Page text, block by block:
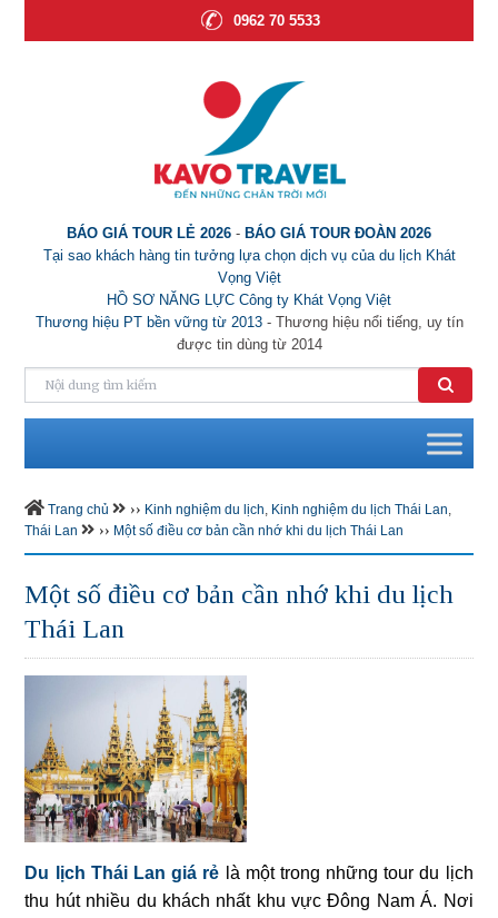
0962 70 5533
BÁO GIÁ TOUR LẺ 2026 - BÁO GIÁ TOUR ĐOÀN 2026
Tại sao khách hàng tin tưởng lựa chọn dịch vụ của du lịch Khát
Vọng Việt
HỒ SƠ NĂNG LỰC Công ty Khát Vọng Việt
Thương hiệu PT bền vững từ 2013- Thương hiệu nổi tiếng, uy tín
được tin dùng từ 2014
Trang chủ ›› Kinh nghiệm du lịch, Kinh nghiệm du lịch Thái Lan,
Thái Lan
›› Một số điều cơ bản cần nhớ khi du lịch Thái Lan
Một số điều cơ bản cần nhớ khi du lịch
Thái Lan
Du lịch Thái Lan giá rẻ là một trong những tour du lịch
thu hút nhiều du khách nhất khu vực Đông Nam Á. Nơi